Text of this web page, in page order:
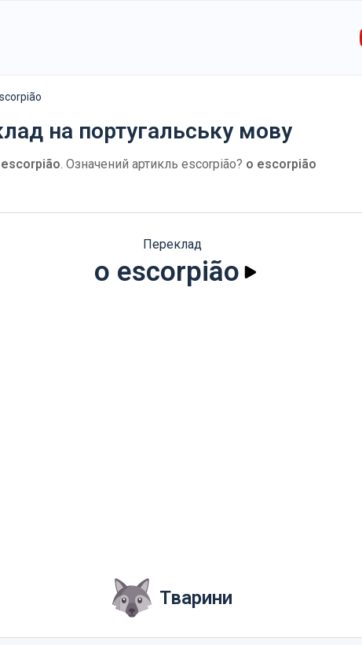
на португальську мову
. Означений артикль escorpião? o escorpião
Переклад
o escorpião
Тварини